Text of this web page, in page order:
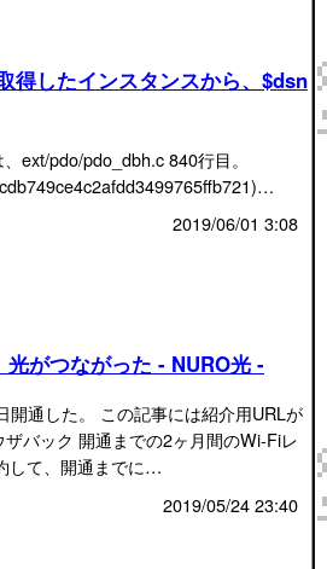
得したインスタンスから、$dsn
ext/pdo/pdo_dbh.c 840行目。
2019/06/01 3:08
がつながった - NURO光 -
開通した。 この記事には紹介用URLが
バック 開通までの2ヶ月間のWi-Fiレ
して、開通までに…
2019/05/24 23:40